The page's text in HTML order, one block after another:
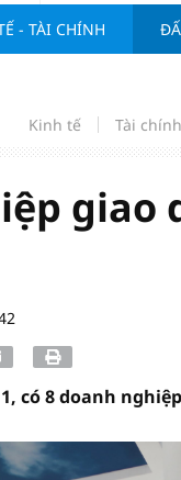
14:10
Tín
3-1 ở
10:23 Giá vàng
Các cổ
08:15 Lợi ích
- TÀI CHÍNH
Kinh tế Tài chính
giao
có 8 doanh